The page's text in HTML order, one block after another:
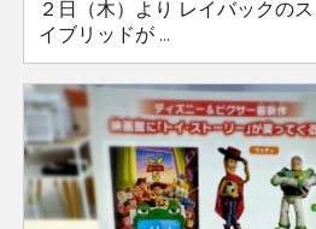
２日（木）より レイバックの
イブリッドが ...